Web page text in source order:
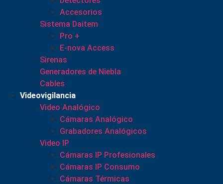
Accesorios
Sistema Daitem
Pro +
E-nova Access
Sirenas
Generadores de Niebla
Cables
Videovigilancia
Video Analógico
Cámaras Analógico
Grabadores Analógicos
Video IP
Cámaras IP Profesionales
Cámaras IP Consumo
Cámaras Térmicas